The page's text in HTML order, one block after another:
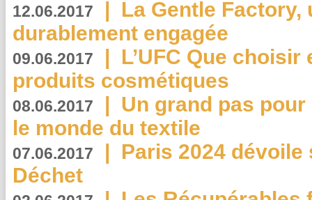
12.06.2017 | La Gentle
durablement engagée
09.06.2017 | L’UFC Que
produits cosmétiques
08.06.2017 | Un grand pas
le monde du textile
07.06.2017 | Paris 2024
Déchet